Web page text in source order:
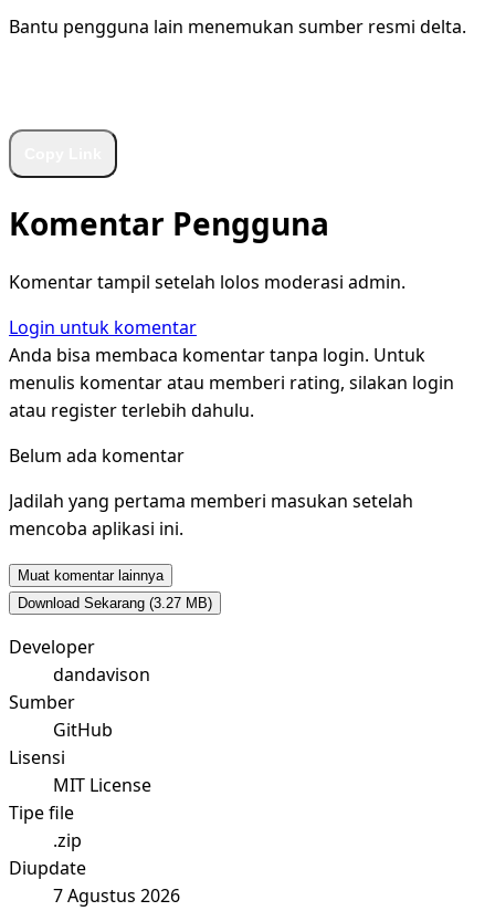
Bantu pengguna lain menemukan sumber resmi delta.
Komentar Pengguna
Komentar tampil setelah lolos moderasi admin.
Login untuk komentar
Anda bisa membaca komentar tanpa login. Untuk
menulis komentar atau memberi rating, silakan login
atau register terlebih dahulu.
Belum ada komentar
Jadilah yang pertama memberi masukan setelah
mencoba aplikasi ini.
Muat komentar lainnya
Download Sekarang (3.27 MB)
Developer
dandavison
Sumber
GitHub
Lisensi
MIT License
Tipe file
.zip
Diupdate
7 Agustus 2026